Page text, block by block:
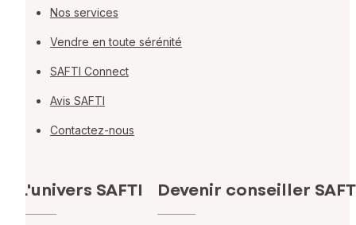
Nos services
Vendre en toute sérénité
SAFTI Connect
Avis SAFTI
Contactez-nous
L'univers SAFTI Devenir conseiller